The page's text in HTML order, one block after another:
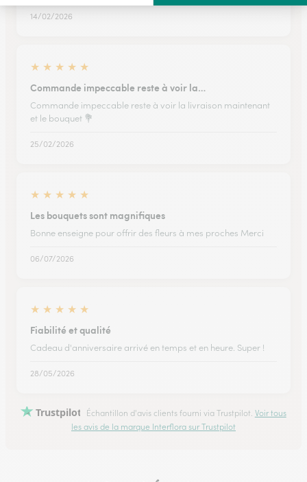
14/02/2026
★ ★ ★ ★ ★
Commande impeccable reste à voir la…
Commande impeccable reste à voir la livraison maintenant
et le bouquet 💐
25/02/2026
★ ★ ★ ★ ★
Les bouquets sont magnifiques
Bonne enseigne pour offrir des fleurs à mes proches Merci
06/07/2026
★ ★ ★ ★ ★
Fiabilité et qualité
Cadeau d'anniversaire arrivé en temps et en heure. Super !
28/05/2026
Trustpilot Échantillon d'avis clients fourni via Trustpilot. Voir tous
les avis de la marque Interflora sur Trustpilot